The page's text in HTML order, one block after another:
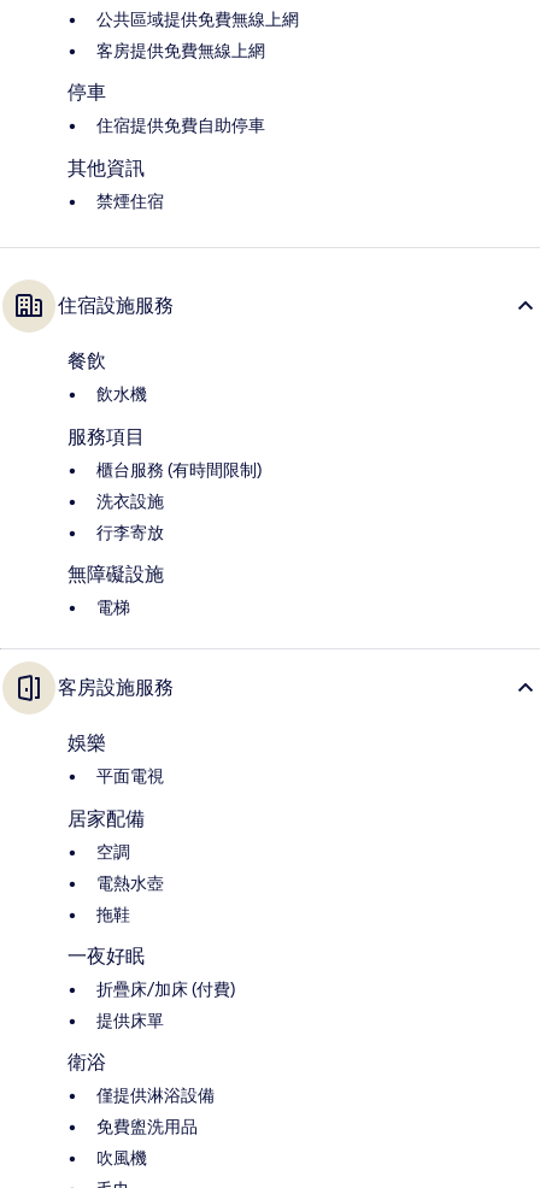
公共區域提供免費無線上網
客房提供免費無線上網
停車
住宿提供免費自助停車
其他資訊
禁煙住宿
住宿設施服務
餐飲
飲水機
服務項目
櫃台服務 (有時間限制)
洗衣設施
行李寄放
無障礙設施
電梯
客房設施服務
娛樂
平面電視
居家配備
空調
電熱水壺
拖鞋
一夜好眠
折疊床/加床 (付費)
提供床單
衛浴
僅提供淋浴設備
免費盥洗用品
吹風機